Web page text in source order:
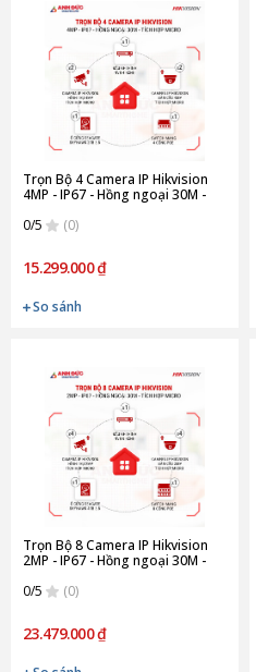
Trọn Bộ 4 Camera IP Hikvision
4MP - IP67 - Hồng ngoại 30M -
0/5
(0)
15.299.000 ₫
So sánh
Trọn Bộ 8 Camera IP Hikvision
2MP - IP67 - Hồng ngoại 30M -
0/5
(0)
23.479.000 ₫